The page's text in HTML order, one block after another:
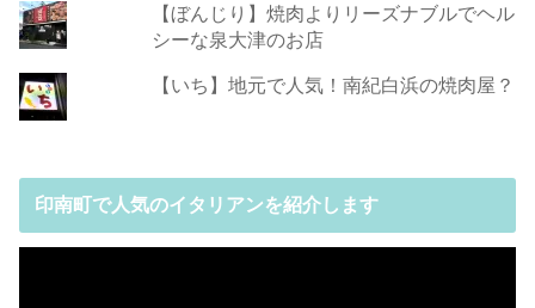
【ぼんじり】焼肉よりリーズナブルでヘル
シーな泉大津のお店
【いち】地元で人気！南紀白浜の焼肉屋？
印南町で人気のイタリアンを紹介します